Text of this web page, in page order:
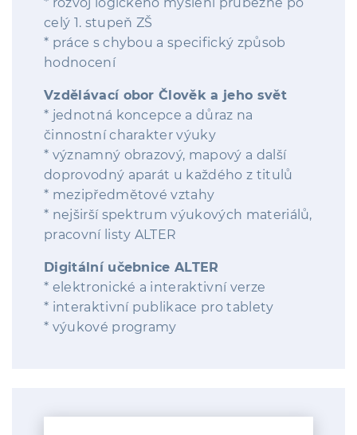
celý 1. stupeň ZŠ
* práce s chybou a specifický způsob
hodnocení
Vzdělávací obor Člověk a jeho svět
* jednotná koncepce a důraz na
činnostní charakter výuky
* významný obrazový, mapový a další
doprovodný aparát u každého z titulů
* mezipředmětové vztahy
* nejširší spektrum výukových materiálů,
pracovní listy ALTER
Digitální učebnice ALTER
* elektronické a interaktivní verze
* interaktivní publikace pro tablety
* výukové programy